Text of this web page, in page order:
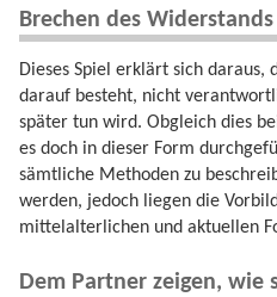
Brechen des
Dieses Spiel erklärt sich
darauf besteht, nicht
später tun wird. Obgleich dies
es doch in dieser Form
sämtliche Methoden zu
werden, jedoch liegen die
mittelalterlichen und aktuellen
Dem Partner zeigen, wie